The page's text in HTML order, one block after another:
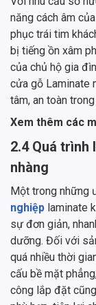
năng cách âm
phục trái tim
bị tiếng ồn xâm
của chủ hộ gia
cửa gỗ Laminate
tâm, an toàn
Xem thêm các
2.4 Quá trình
nhàng
Một trong những
nghiệp laminate
sự đơn giản,
dưỡng. Đối với
quá nhiều thời
cấu bề mặt
công lắp đặt